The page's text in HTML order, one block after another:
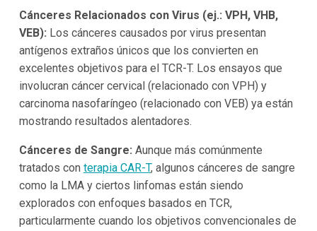
Cánceres Relacionados con Virus (ej.: VPH, VHB,
VEB): Los cánceres causados por virus presentan
antígenos extraños únicos que los convierten en
excelentes objetivos para el TCR-T. Los ensayos que
involucran cáncer cervical (relacionado con VPH) y
carcinoma nasofaríngeo (relacionado con VEB) ya están
mostrando resultados alentadores.
Cánceres de Sangre: Aunque más comúnmente
tratados con terapia CAR-T, algunos cánceres de sangre
como la LMA y ciertos linfomas están siendo
explorados con enfoques basados en TCR,
particularmente cuando los objetivos convencionales de